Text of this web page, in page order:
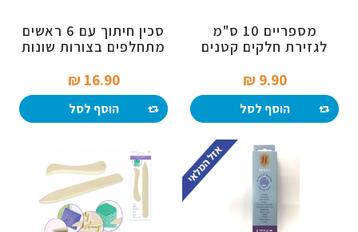
מספריים 10 ס"מ
לגזירת חלקים קטנים
9.90 ₪‎
הוסף לסל
סכין חיתוך עם 6 ראשים
מתחלפים בצורות שונות
16.90 ₪‎
הוסף לסל